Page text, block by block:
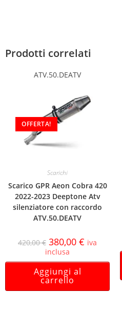
Prodotti correlati
ATV.50.DEATV
OFFERTA!
Scarichi
Scarico GPR Aeon Cobra 420
2022-2023 Deeptone Atv
silenziatore con raccordo
ATV.50.DEATV
420,00€ 380,00 € iva
inclusa
Aggiungi al
carrello